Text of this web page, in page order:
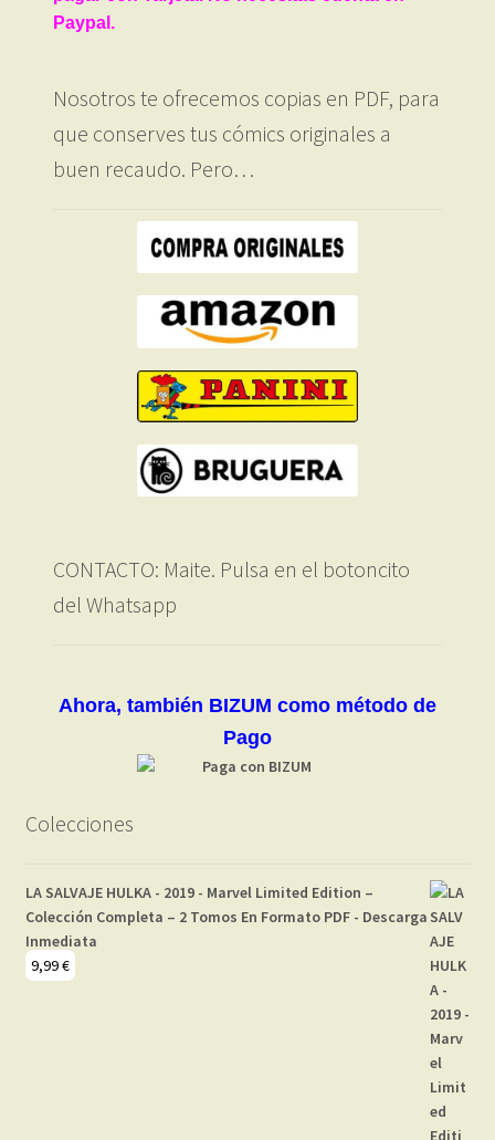
Paypal.
Nosotros te ofrecemos copias en PDF, para
que conserves tus cómics originales a
buen recaudo. Pero…
CONTACTO: Maite. Pulsa en el botoncito
del Whatsapp
Ahora, también BIZUM como método de
Pago
Colecciones
LA SALVAJE HULKA - 2019 - Marvel Limited Edition –
Colección Completa – 2 Tomos En Formato PDF - Descarga
Inmediata
9,99€